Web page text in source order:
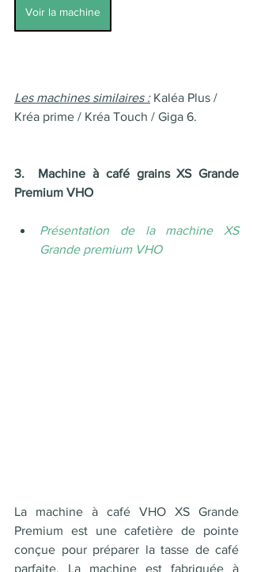
Voir la machine
Les machines similaires : Kaléa Plus /
Kréa prime / Kréa Touch / Giga 6.
3.  Machine à café grains XS Grande
Premium VHO
Présentation de la machine XS
Grande premium VHO
La machine à café VHO XS Grande
Premium est une cafetière de pointe
conçue pour préparer la tasse de café
parfaite. La machine est fabriquée à